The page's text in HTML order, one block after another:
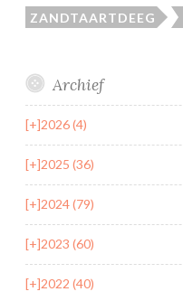
ZANDTAARTDEEG
Archief
[+]2026 (4)
[+]2025 (36)
[+]2024 (79)
[+]2023 (60)
[+]2022 (40)